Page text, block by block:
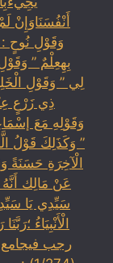
أَنْفُسَنَاوَإِنْ
وَقَوْلِ نُوحٍ
بِهِعِلْمٌ ”
لِي ” وَقَوْلِ
ذِي زَرْعٍ
وَقَوْلِهِ مَعَ
” وَكَذَلِكَ قَوْلُ
الْآخِرَةِ حَسَنَةً
عَنْ مَالِك
سَيِّدِي يَا
الْأَنْبِيَاءُ
رجب فيجامع